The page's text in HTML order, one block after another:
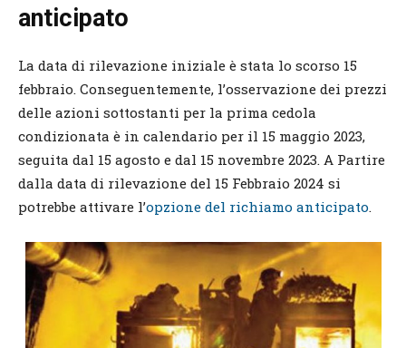
anticipato
La data di rilevazione iniziale è stata lo scorso 15
febbraio. Conseguentemente, l’osservazione dei prezzi
delle azioni sottostanti per la prima cedola
condizionata è in calendario per il 15 maggio 2023,
seguita dal 15 agosto e dal 15 novembre 2023. A Partire
dalla data di rilevazione del 15 Febbraio 2024 si
potrebbe attivare l’opzione del richiamo anticipato.